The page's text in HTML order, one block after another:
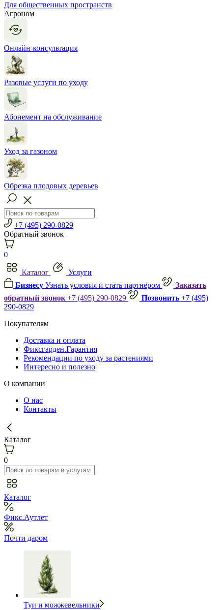
Для общественных пространств
Агроном
Онлайн-консультация
Разовые услуги по уходу
Абонемент на обслуживание
Уход за газоном
Обрезка плодовых деревьев
+7 (495) 290-0829
Обратный звонок
0
Каталог
Услуги
Бизнесу Узнать условия и стать партнёром
Заказать
обратный звонок +7 (495) 290-0829 Позвонить +7 (495)
290-0829
Покупателям
Доставка и оплата
Фиксгарден.Гарантия
Рекомендации по уходу за растениями
Интересно и полезно
О компании
О нас
Контакты
Каталог
0
Каталог
Фикс.Аутлет
Почти даром
Туи и можжевельники